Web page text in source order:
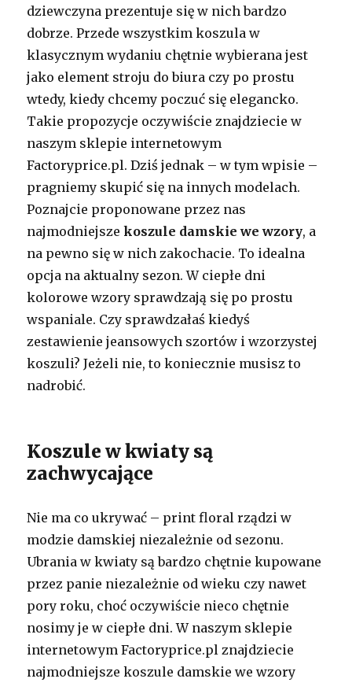
dziewczyna prezentuje się w nich bardzo
dobrze. Przede wszystkim koszula w
klasycznym wydaniu chętnie wybierana jest
jako element stroju do biura czy po prostu
wtedy, kiedy chcemy poczuć się elegancko.
Takie propozycje oczywiście znajdziecie w
naszym sklepie internetowym
Factoryprice.pl. Dziś jednak – w tym wpisie –
pragniemy skupić się na innych modelach.
Poznajcie proponowane przez nas
najmodniejszekoszule damskie we wzory, a
na pewno się w nich zakochacie. To idealna
opcja na aktualny sezon. W ciepłe dni
kolorowe wzory sprawdzają się po prostu
wspaniale. Czy sprawdzałaś kiedyś
zestawienie jeansowych szortów i wzorzystej
koszuli? Jeżeli nie, to koniecznie musisz to
nadrobić.
Koszule w kwiaty są
zachwycające
Nie ma co ukrywać – print floral rządzi w
modzie damskiej niezależnie od sezonu.
Ubrania w kwiaty są bardzo chętnie kupowane
przez panie niezależnie od wieku czy nawet
pory roku, choć oczywiście nieco chętnie
nosimy je w ciepłe dni. W naszym sklepie
internetowym Factoryprice.pl znajdziecie
najmodniejsze koszule damskie we wzory